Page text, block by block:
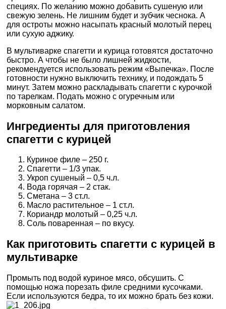
специях. По желанию можно добавить сушеную или
свежую зелень. Не лишним будет и зубчик чеснока. А
для остроты можно насыпать красный молотый перец
или сухую аджику.
В мультиварке спагетти и курица готовятся достаточно
быстро. А чтобы не было лишней жидкости,
рекомендуется использовать режим «Выпечка». После
готовности нужно выключить технику, и подождать 5
минут. Затем можно раскладывать спагетти с курочкой
по тарелкам. Подать можно с огуречным или
морковным салатом.
Ингредиенты для приготовления
спагетти с курицей
Куриное филе – 250 г.
Спагетти – 1/3 упак.
Укроп сушеный – 0,5 ч.л.
Вода горячая – 2 стак.
Сметана – 3 ст.л.
Масло растительное – 1 ст.л.
Кориандр молотый – 0,25 ч.л.
Соль поваренная – по вкусу.
Как приготовить спагетти с курицей в
мультиварке
Промыть под водой куриное мясо, обсушить. С
помощью ножа порезать филе средними кусочками.
Если используются бедра, то их можно брать без кожи.